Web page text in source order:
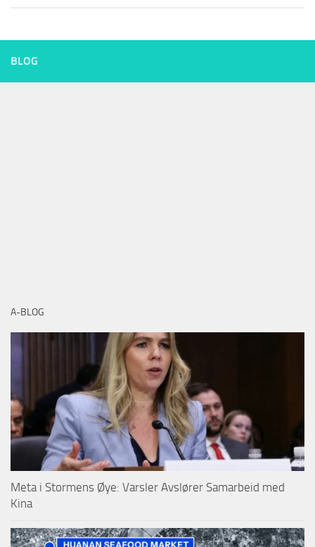
BLOG
A-BLOG
Meta i Stormens Øye: Varsler Avslører Samarbeid med
Kina